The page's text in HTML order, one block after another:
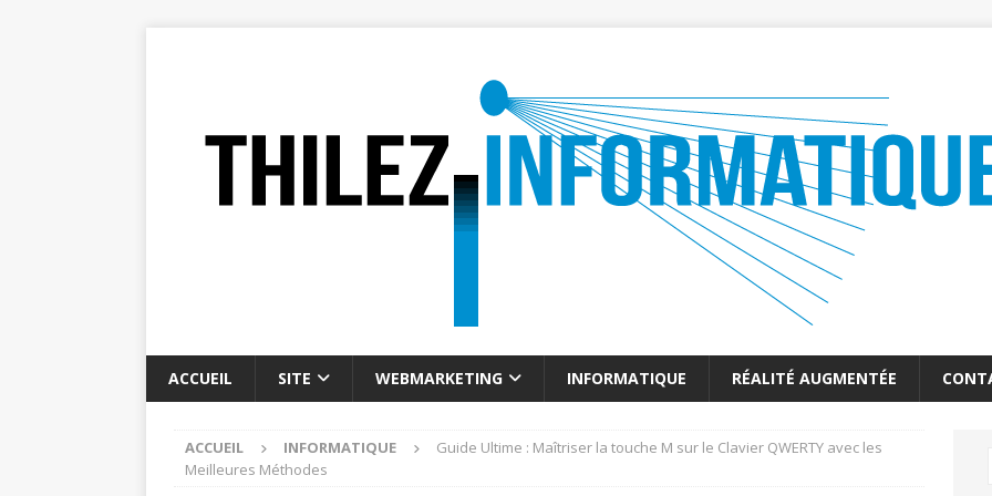
ACCUEIL SITE WEBMARKETING INFORMATIQUE RÉALITÉ AUGMENTÉE
ACCUEIL INFORMATIQUE
Guide Ultime : Maîtriser la touche M sur le Clavier QWERTY avec les
Meilleures Méthodes